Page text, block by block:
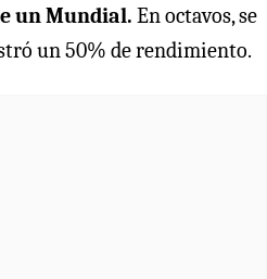
un Mundial. En octavos, se
un 50% de rendimiento.